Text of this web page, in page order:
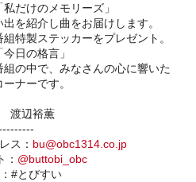
だけのメモリーズ」
を紹介し曲をお届けします。
特製ステッカーをプレゼント。
日の格言」
の中で、みなさんの心に響いた
ナーです。
渡辺裕薫
ス： bu@obc1314.co.jp
： @buttobi_obc
#とびすい